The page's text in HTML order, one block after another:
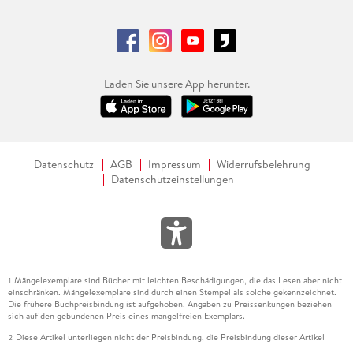
Laden Sie unsere App herunter.
Datenschutz AGB Impressum
Widerrufsbelehrung
Datenschutzeinstellungen
1 Mängelexemplare sind Bücher mit leichten Beschädigungen, die das Lesen aber nicht
einschränken. Mängelexemplare sind durch einen Stempel als solche gekennzeichnet.
Die frühere Buchpreisbindung ist aufgehoben. Angaben zu Preissenkungen beziehen
sich auf den gebundenen Preis eines mangelfreien Exemplars.
2 Diese Artikel unterliegen nicht der Preisbindung, die Preisbindung dieser Artikel